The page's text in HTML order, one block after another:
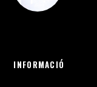
INFORMACIÓ